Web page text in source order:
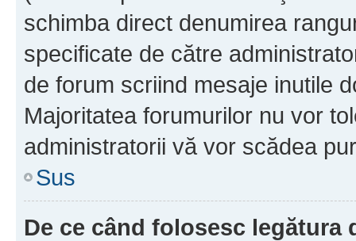
schimba direct denumirea
specificate de către
de forum scriind mesaje inutile
Majoritatea forumurilor nu vor
administratorii vă vor scădea
Sus
De ce când folosesc